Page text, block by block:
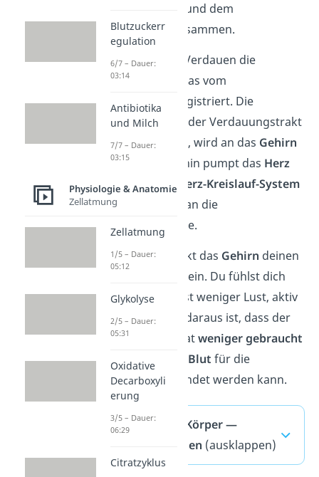
und dem
Nervensystem
zusammen.
Weiten sich beim Verdauen die
Blutgefäße, wird das vom
Nervengewebe
registriert. Die
Information, dass der Verdauungstrakt
mehr Blut braucht, wird an das Gehirn
gesendet. Daraufhin pumpt das Herz
stärker und das Herz-Kreislauf-System
sendet mehr Blut an die
Verdauungsorgane.
Außerdem schränkt das Gehirn deinen
Bewegungsdrang ein. Du fühlst dich
also träge und hast weniger Lust, aktiv
zu sein. Die Folge daraus ist, dass der
Bewegungsapparatweniger gebraucht
wird und so
mehr Blut für die
Verdauung verwendet werden kann.
Menschlicher Körper —
häufigste Fragen (ausklappen)
Blutzuckerr
egulation
6/7 – Dauer:
03:14
Antibiotika
und Milch
7/7 – Dauer:
03:15
Physiologie & Anatomie
Zellatmung
Zellatmung
1/5 – Dauer:
05:12
Glykolyse
2/5 – Dauer:
05:31
Oxidative
Decarboxyli
erung
3/5 – Dauer:
06:29
Citratzyklus